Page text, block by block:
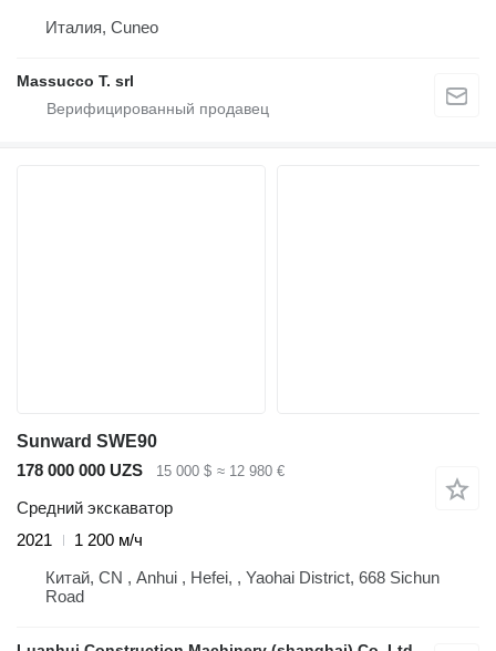
Италия, Cuneo
Massucco T. srl
Sunward SWE90
178 000 000 UZS
15 000 $ ≈ 12 980 €
Средний экскаватор
2021
1 200 м/ч
Китай, CN , Anhui , Hefei, , Yaohai District, 668 Sichun
Road